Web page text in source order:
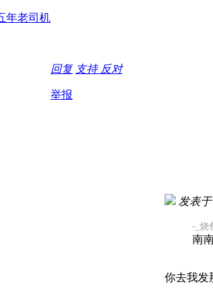
回复 支持 反对
举报
发表于
-_烧
南
你去我发